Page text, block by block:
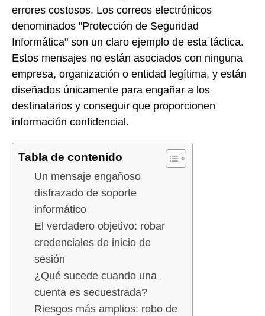
errores costosos. Los correos electrónicos
denominados "Protección de Seguridad
Informática" son un claro ejemplo de esta táctica.
Estos mensajes no están asociados con ninguna
empresa, organización o entidad legítima, y están
diseñados únicamente para engañar a los
destinatarios y conseguir que proporcionen
información confidencial.
Tabla de contenido
Un mensaje engañoso
disfrazado de soporte
informático
El verdadero objetivo: robar
credenciales de inicio de
sesión
¿Qué sucede cuando una
cuenta es secuestrada?
Riesgos más amplios: robo de